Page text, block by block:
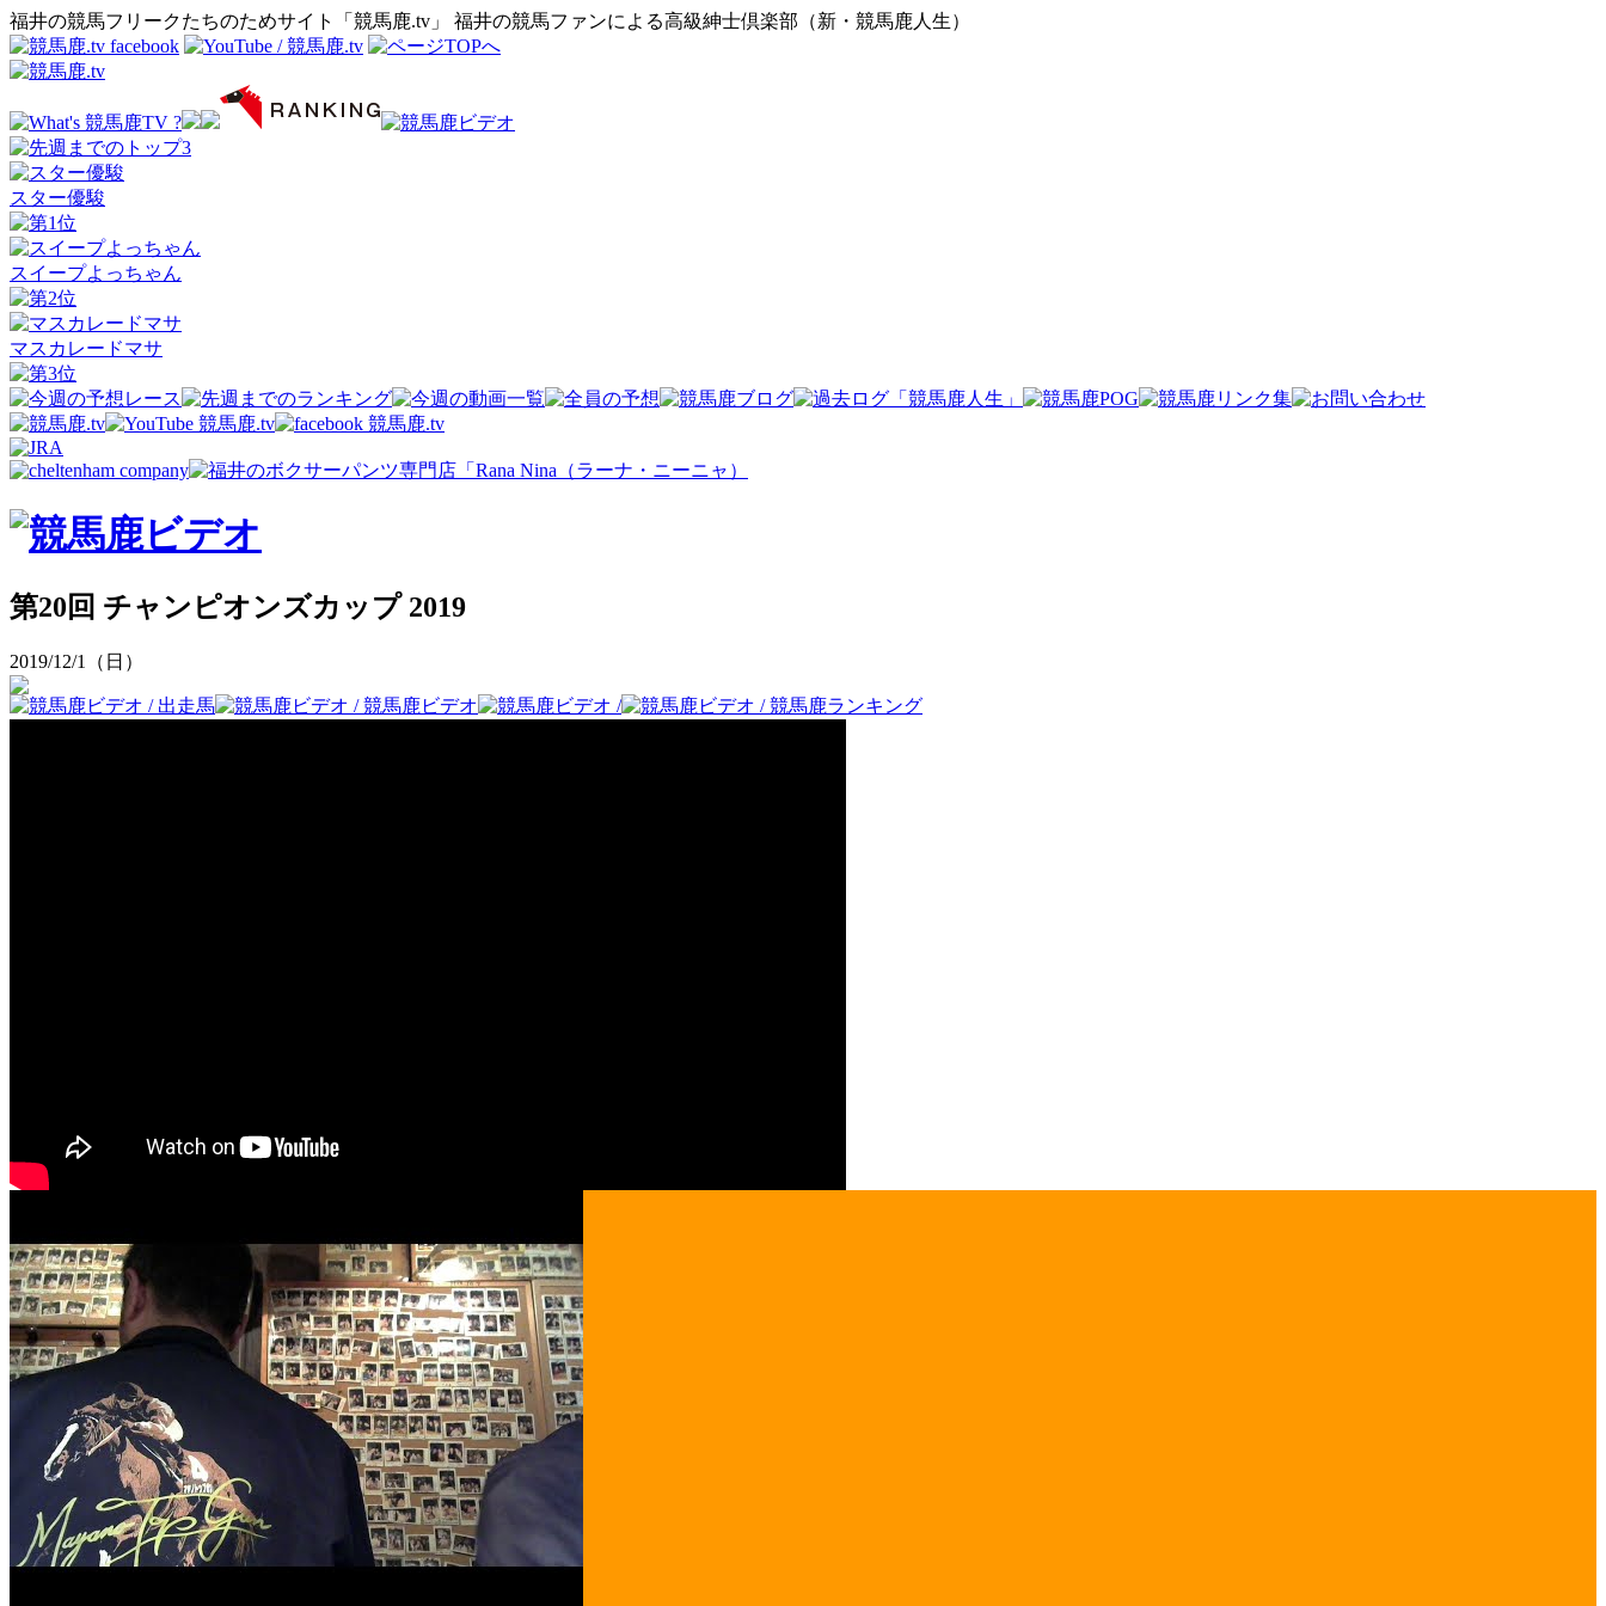
福井の競馬フリークたちのためサイト「競馬鹿.tv」 福井の競馬ファンによる高級紳士倶楽部（新・競馬鹿人生）
スター優駿
スイープよっちゃん
マスカレードマサ
第20回 チャンピオンズカップ 2019
2019/12/1（日）